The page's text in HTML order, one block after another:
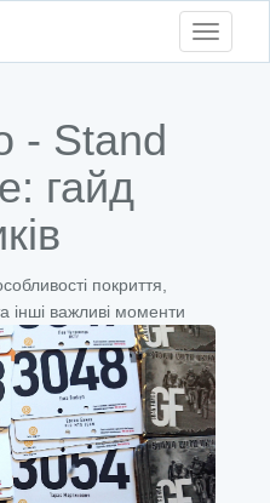
Toggle
- Stand
гайд
покриття,
інші важливі моменти